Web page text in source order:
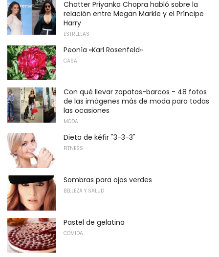
Chatter Priyanka Chopra habló sobre la
relación entre Megan Markle y el Príncipe
Harry
ESTRELLAS
Peonía «Karl Rosenfeld»
CASA
Con qué llevar zapatos-barcos - 48 fotos
de las imágenes más de moda para todas
las ocasiones
MODA
Dieta de kéfir "3-3-3"
FITNESS
Sombras para ojos verdes
BELLEZA Y SALUD
Pastel de gelatina
COMIDA